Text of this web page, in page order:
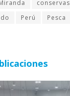
conservas
Perú
Pesca